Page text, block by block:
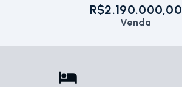
R$2.190.000,00
Venda